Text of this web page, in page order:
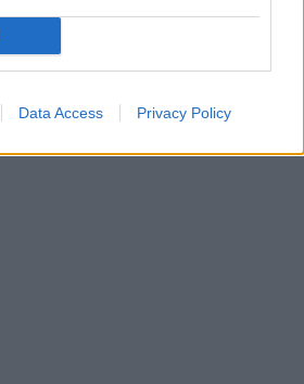
Data Access Privacy Policy